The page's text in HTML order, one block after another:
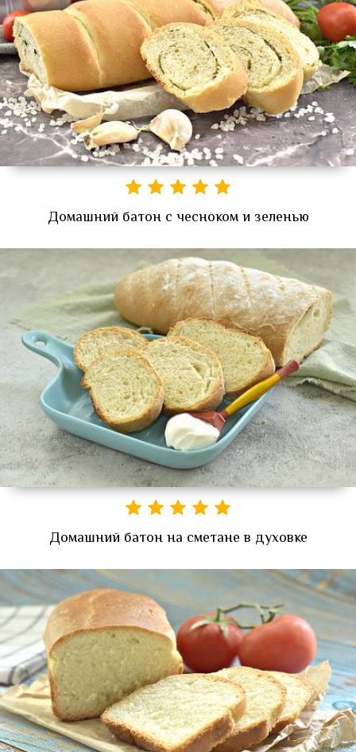
Домашний батон с чесноком и зеленью
Домашний батон на сметане в духовке